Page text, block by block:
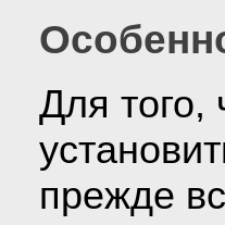
Для того,
прежде